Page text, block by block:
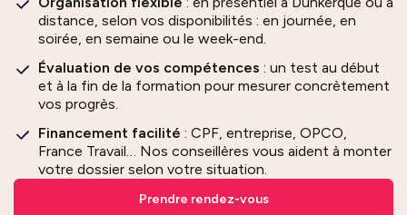
distance, selon vos disponibilités : en journée, en
soirée, en semaine ou le week-end.
Évaluation de vos compétences : un test au début
et à la fin de la formation pour mesurer concrètement
vos progrès.
Financement facilité : CPF, entreprise, OPCO,
France Travail… Nos conseillères vous aident à monter
votre dossier selon votre situation.
Prendre rendez-vous